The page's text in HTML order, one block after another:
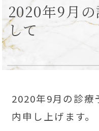
2020年9月
して
2020年9月の診療
内申し上げます。